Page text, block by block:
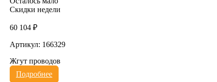
Скидки недели
60 104 ₽
Артикул: 166329
Жгут проводов
Подробнее